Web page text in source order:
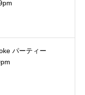
パーティー